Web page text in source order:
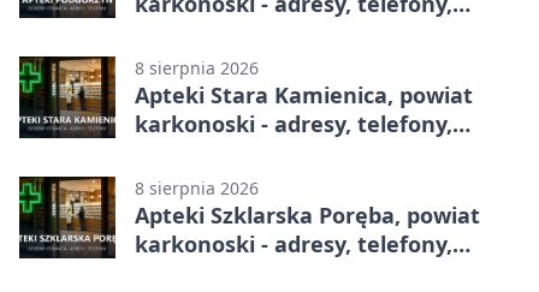
8 sierpnia 2026
Apteki Stara Kamienica, powiat
karkonoski - adresy, telefony,
8 sierpnia 2026
Apteki Szklarska Poręba, powiat
karkonoski - adresy, telefony,